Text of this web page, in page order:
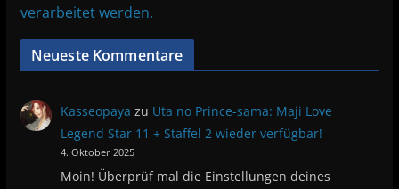
verarbeitet werden.
Neueste Kommentare
Kasseopaya zu Uta no Prince-sama: Maji Love
Legend Star 11 + Staffel 2 wieder verfügbar!
4. Oktober 2025
Moin! Überprüf mal die Einstellungen deines